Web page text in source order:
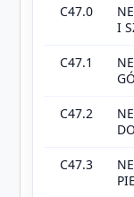
C47.0
I
C47.1
C47.2
C47.3